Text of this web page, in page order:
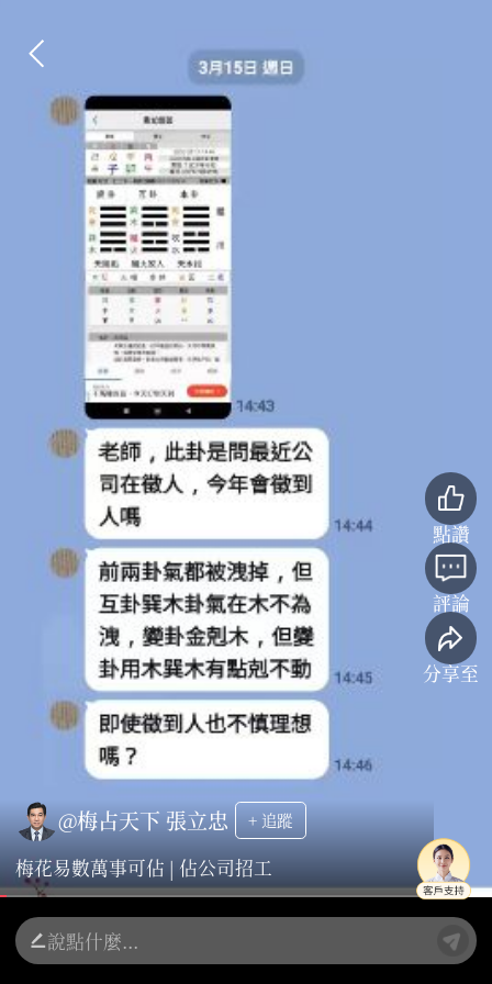
點讚
評論
分享至
@梅占天下 張立忠 + 追蹤
梅花易數萬事可佔 | 佔公司招工